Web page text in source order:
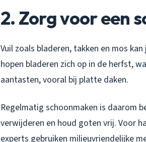
2. Zorg voor een
Vuil zoals bladeren, takken en mos
hopen bladeren zich op in de herfst,
aantasten, vooral bij platte daken.
Regelmatig schoonmaken is daarom
verwijderen en houd goten vrij. Voor
experts gebruiken milieuvriendelijke